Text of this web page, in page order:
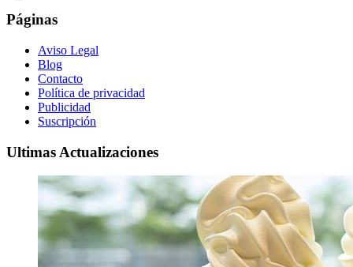
Páginas
Aviso Legal
Blog
Contacto
Política de privacidad
Publicidad
Suscripción
Ultimas Actualizaciones